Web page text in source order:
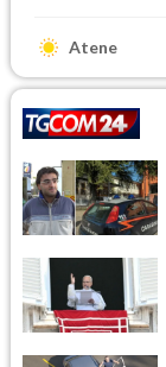
Atene